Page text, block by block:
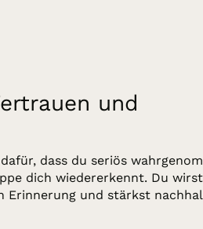
und
dass du seriös
dich wiedererkennt. Du wirst
Erinnerung und stärkst